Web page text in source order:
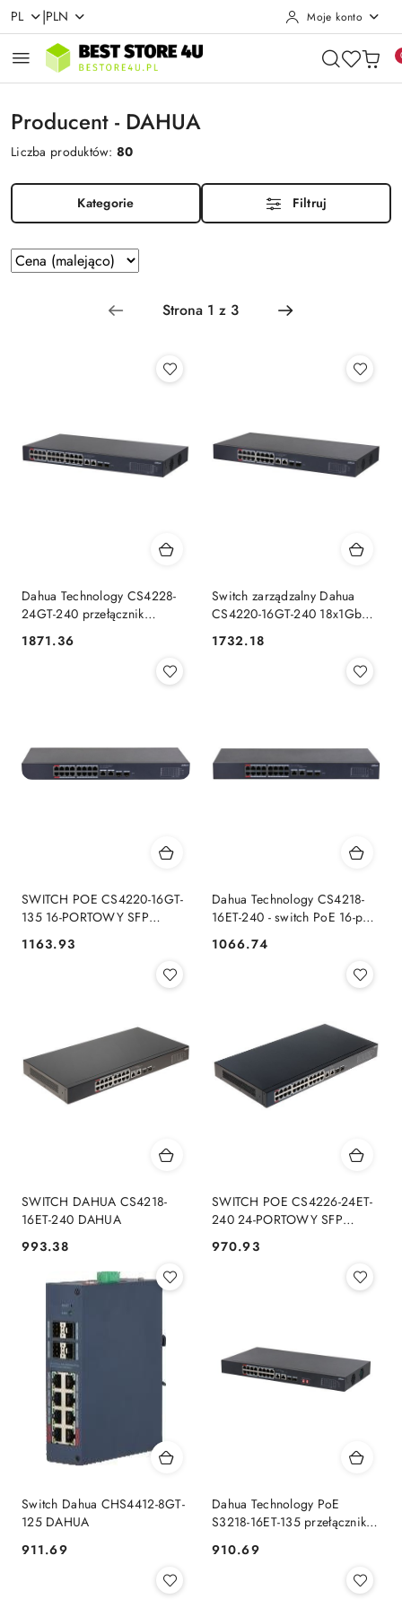
Przejdź do treści głównej
Przejdź do wyszukiwarki
Przejdź do moje konto
Przejdź do menu głównego
Przejdź do stopki
PL |PLN Moje konto
Producent - DAHUA
Liczba produktów:80
Kategorie Filtruj
Zastosowano
sortowanie:
Sortuj
według
Dahua Technology CS4228-
24GT-240 przełącznik
sieciowy Zarządzany L2
Gigabit Ethernet
(10/100/1000) Obsługa PoE
Cena:
1871.36
Switch zarządzalny Dahua
CS4220-16GT-240 18x1GbE
2xSFP PoE
Cena:
1732.18
SWITCH POE CS4220-16GT-
135 16-PORTOWY SFP
Cena:
1163.93
Dahua Technology CS4218-
16ET-240 - switch PoE 16-port
Cena:
1066.74
SWITCH DAHUA CS4218-
16ET-240 DAHUA
Cena:
993.38
SWITCH POE CS4226-24ET-
240 24-PORTOWY SFP
DAHUA DAHUA
Cena:
970.93
Switch Dahua CHS4412-8GT-
125 DAHUA
Cena:
911.69
Dahua Technology PoE
S3218-16ET-135 przełącznik
Gigabit Ethernet
(10/100/1000) Obsługa PoE
Cena:
910.69